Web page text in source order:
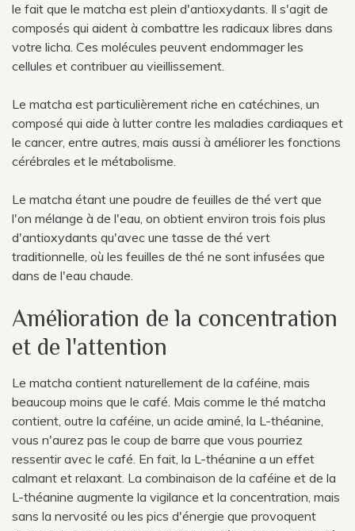
le fait que le matcha est plein d'antioxydants. Il s'agit de
composés qui aident à combattre les radicaux libres dans
votre licha. Ces molécules peuvent endommager les
cellules et contribuer au vieillissement.
Le matcha est particulièrement riche en catéchines, un
composé qui aide à lutter contre les maladies cardiaques et
le cancer, entre autres, mais aussi à améliorer les fonctions
cérébrales et le métabolisme.
Le matcha étant une poudre de feuilles de thé vert que
l'on mélange à de l'eau, on obtient environ trois fois plus
d'antioxydants qu'avec une tasse de thé vert
traditionnelle, où les feuilles de thé ne sont infusées que
dans de l'eau chaude.
Amélioration de la concentration
et de l'attention
Le matcha contient naturellement de la caféine, mais
beaucoup moins que le café. Mais comme le thé matcha
contient, outre la caféine, un acide aminé, la L-théanine,
vous n'aurez pas le coup de barre que vous pourriez
ressentir avec le café. En fait, la L-théanine a un effet
calmant et relaxant. La combinaison de la caféine et de la
L-théanine augmente la vigilance et la concentration, mais
sans la nervosité ou les pics d'énergie que provoquent